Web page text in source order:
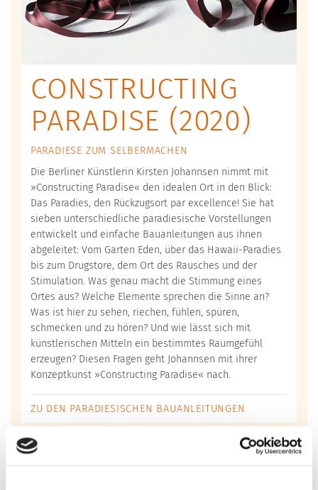
CONSTRUCTING
PARADISE (2020)
PARADIESE ZUM SELBERMACHEN
Die Berliner Künstlerin Kirsten Johannsen nimmt mit
»Constructing Paradise« den idealen Ort in den Blick:
Das Paradies, den Rückzugsort par excellence! Sie hat
sieben unterschiedliche paradiesische Vorstellungen
entwickelt und einfache Bauanleitungen aus ihnen
abgeleitet: Vom Garten Eden, über das Hawaii-Paradies
bis zum Drugstore, dem Ort des Rausches und der
Stimulation. Was genau macht die Stimmung eines
Ortes aus? Welche Elemente sprechen die Sinne an?
Was ist hier zu sehen, riechen, fühlen, spüren,
schmecken und zu hören? Und wie lässt sich mit
künstlerischen Mitteln ein bestimmtes Raumgefühl
erzeugen? Diesen Fragen geht Johannsen mit ihrer
Konzeptkunst »Constructing Paradise« nach.
ZU DEN PARADIESISCHEN BAUANLEITUNGEN